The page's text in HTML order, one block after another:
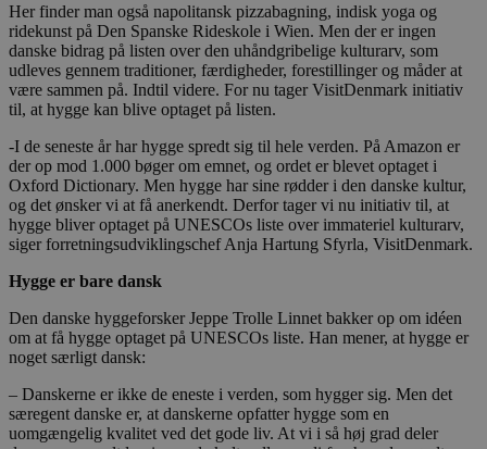
Her finder man også napolitansk pizzabagning, indisk yoga og
ridekunst på Den Spanske Rideskole i Wien. Men der er ingen
danske bidrag på listen over den uhåndgribelige kulturarv, som
udleves gennem traditioner, færdigheder, forestillinger og måder at
være sammen på. Indtil videre. For nu tager VisitDenmark initiativ
til, at hygge kan blive optaget på listen.
-I de seneste år har hygge spredt sig til hele verden. På Amazon er
der op mod 1.000 bøger om emnet, og ordet er blevet optaget i
Oxford Dictionary. Men hygge har sine rødder i den danske kultur,
og det ønsker vi at få anerkendt. Derfor tager vi nu initiativ til, at
hygge bliver optaget på UNESCOs liste over immateriel kulturarv,
siger forretningsudviklingschef Anja Hartung Sfyrla, VisitDenmark.
Hygge er bare dansk
Den danske hyggeforsker Jeppe Trolle Linnet bakker op om idéen
om at få hygge optaget på UNESCOs liste. Han mener, at hygge er
noget særligt dansk:
– Danskerne er ikke de eneste i verden, som hygger sig. Men det
særegent danske er, at danskerne opfatter hygge som en
uomgængelig kvalitet ved det gode liv. At vi i så høj grad deler